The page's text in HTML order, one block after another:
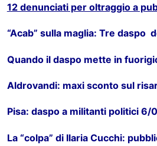
12 denunciati per oltraggio a
“Acab” sulla maglia: Tre daspo
Quando il daspo mette in
Aldrovandi: maxi sconto sul
Pisa: daspo a militanti politici 6/
La “colpa” di Ilaria Cucchi: